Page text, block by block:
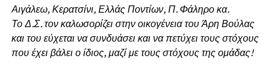
Αιγάλεω, Κερατσίνι, Ελλάς Ποντίων, Π. Φάληρο κα.
Το Δ.Σ. τον καλωσορίζει στην οικογένεια του Άρη Βούλας
και του εύχεται να συνδυάσει και να πετύχει τους στόχους
που έχει βάλει ο ίδιος, μαζί με τους στόχους της ομάδας!